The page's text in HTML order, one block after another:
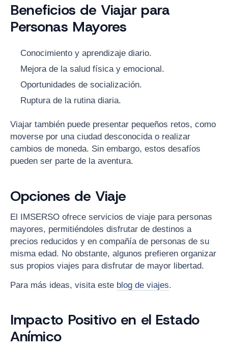
Beneficios de Viajar para
Personas Mayores
Conocimiento y aprendizaje diario.
Mejora de la salud física y emocional.
Oportunidades de socialización.
Ruptura de la rutina diaria.
Viajar también puede presentar pequeños retos, como
moverse por una ciudad desconocida o realizar
cambios de moneda. Sin embargo, estos desafíos
pueden ser parte de la aventura.
Opciones de Viaje
El IMSERSO ofrece servicios de viaje para personas
mayores, permitiéndoles disfrutar de destinos a
precios reducidos y en compañía de personas de su
misma edad. No obstante, algunos prefieren organizar
sus propios viajes para disfrutar de mayor libertad.
Para más ideas, visita este blog de viajes.
Impacto Positivo en el Estado
Anímico